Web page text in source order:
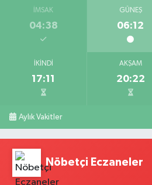
İMSAK
04:38
GÜNEŞ
06:12
İKINDI
17:11
AKŞAM
20:22
Aylık Vakitler
Nöbetçi Eczaneler